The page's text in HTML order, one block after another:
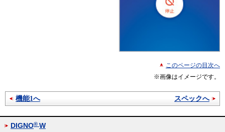
このページの目次へ
※画像はイメージです。
スペックへ
機能1へ
DIGNO® W